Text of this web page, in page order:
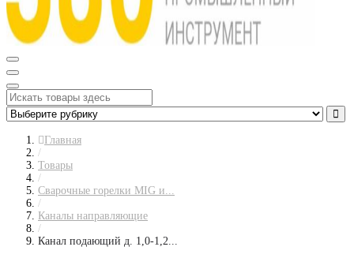
Главная
/
Товары
/
Сварочные горелки MIG и...
/
Каналы направляющие
/
Канал подающий д. 1,0-1,2...